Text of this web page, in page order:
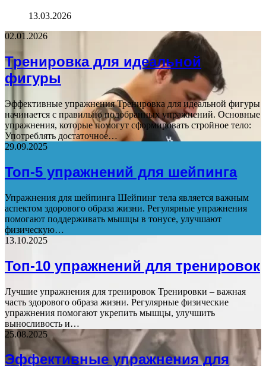
13.03.2026
02.01.2026
Тренировка для идеальной
фигуры
Эффективные упражнения Тренировка для идеальной фигуры
начинается с правильно подобранных упражнений. Основные
упражнения, которые помогут сформировать стройное тело:
Употреблять достаточное…
29.09.2025
Топ-5 упражнений для шейпинга
Упражнения для шейпинга Шейпинг тела является важным
аспектом здорового образа жизни. Регулярные упражнения
помогают поддерживать мышцы в тонусе, улучшают
физическую…
13.10.2025
Топ-10 упражнений для тренировок
Лучшие упражнения для тренировок Тренировки – важная
часть здорового образа жизни. Регулярные физические
упражнения помогают укрепить мышцы, улучшить
выносливость и…
25.08.2025
Эффективные упражнения для